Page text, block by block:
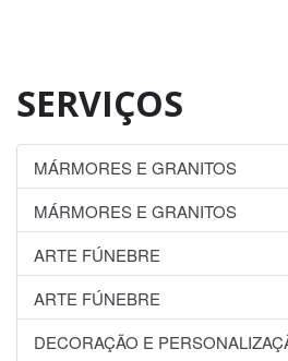
SERVIÇOS
MÁRMORES E GRANITOS
MÁRMORES E GRANITOS
ARTE FÚNEBRE
ARTE FÚNEBRE
DECORAÇÃO E